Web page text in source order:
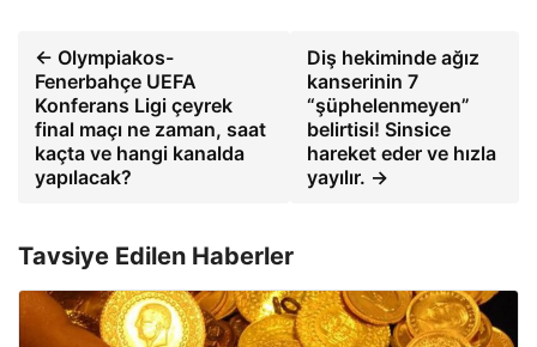
← Olympiakos-
Fenerbahçe UEFA
Konferans Ligi çeyrek
final maçı ne zaman, saat
kaçta ve hangi kanalda
yapılacak?
Diş hekiminde ağız
kanserinin 7
“şüphelenmeyen”
belirtisi! Sinsice
hareket eder ve hızla
yayılır. →
Tavsiye Edilen Haberler